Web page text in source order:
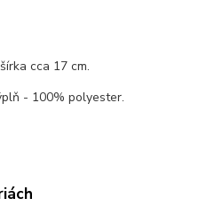
cca 17 cm.
- 100% polyester.